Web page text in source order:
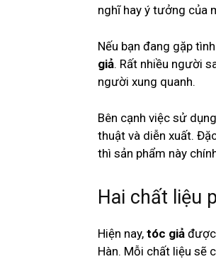
nghĩ hay ý tưởng của
Nếu bạn đang gặp
giả. Rất nhiều người
người xung quanh.
Bên cạnh việc sử
thuật và diễn xuất.
thì sản phẩm này
Hai chất liệu
Hiện nay, tóc giả
Hàn. Mỗi chất liệu sẽ